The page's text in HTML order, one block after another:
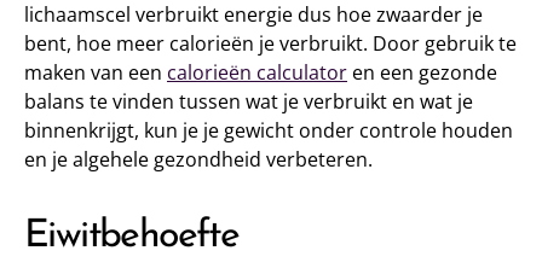
lichaamscel verbruikt energie dus hoe zwaarder je
bent, hoe meer calorieën je verbruikt. Door gebruik te
maken van een calorieën calculator en een gezonde
balans te vinden tussen wat je verbruikt en wat je
binnenkrijgt, kun je je gewicht onder controle houden
en je algehele gezondheid verbeteren.
Eiwitbehoefte